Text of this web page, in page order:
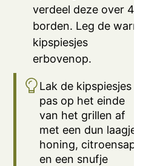
verdeel deze over 4
borden. Leg de
kipspiesjes
erbovenop.
Lak de kipspiesjes
pas op het einde
van het grillen af
met een dun laagje
honing, citroensap
en een snufje